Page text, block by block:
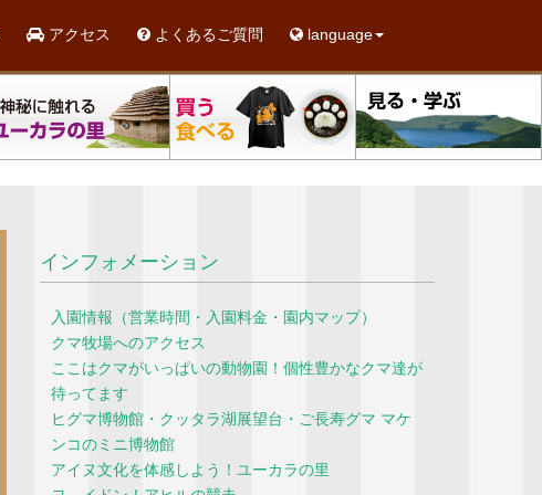
アクセス よくあるご質問 language
インフォメーション
入園情報（営業時間・入園料金・園内マップ）
クマ牧場へのアクセス
ここはクマがいっぱいの動物園！個性豊かなクマ達が
待ってます
ヒグマ博物館・クッタラ湖展望台・ご長寿グマ マケ
ンコのミニ博物館
アイヌ文化を体感しよう！ユーカラの里